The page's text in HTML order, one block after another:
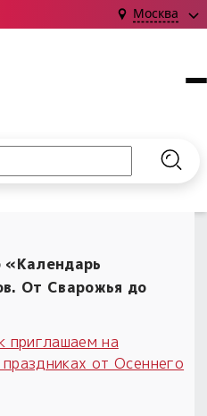
Москва
и ведовстве
«Найти», чтобы
«Календарь
От Сварожья до
приглашаем на
от Осеннего